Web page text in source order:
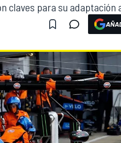
claves para su adaptación